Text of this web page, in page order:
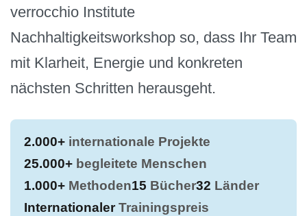
verrocchio Institute
Nachhaltigkeitsworkshop so, dass Ihr Team
mit Klarheit, Energie und konkreten
nächsten Schritten herausgeht.
2.000+ internationale Projekte
25.000+ begleitete Menschen
1.000+ Methoden15 Bücher32 Länder
InternationalerTrainingspreis